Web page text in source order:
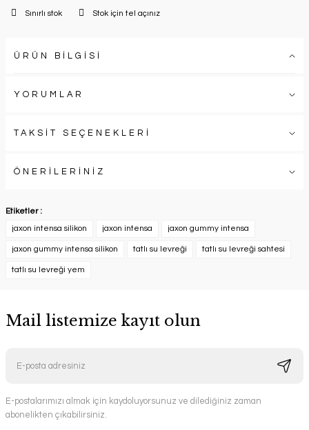
Sınırlı stok Stok için tel açınız
ÜRÜN BİLGİSİ
YORUMLAR
TAKSİT SEÇENEKLERİ
ÖNERİLERİNİZ
Etiketler :
jaxon intensa silikon
jaxon intensa jaxon gummy intensa
jaxon gummy intensa silikon tatlı su levreği tatlı su levreği sahtesi
tatlı su levreği yem
Mail listemize kayıt olun
E-postalarımızı almak için kaydoluyorsunuz ve dilediğiniz zaman
abonelikten çıkabilirsiniz.